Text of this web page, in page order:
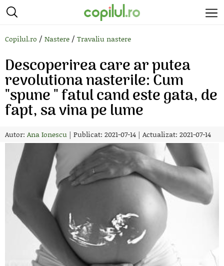
Copilul.ro / Nastere / Travaliu nastere
Descoperirea care ar putea
revolutiona nasterile: Cum
"spune " fatul cand este gata, de
fapt, sa vina pe lume
Autor: Ana Ionescu | Publicat: 2021-07-14 | Actualizat: 2021-07-14